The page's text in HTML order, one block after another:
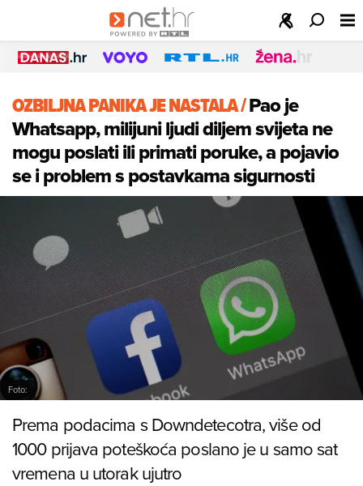
OZBILJNA PANIKA JE NASTALA/Pao je
Whatsapp, milijuni ljudi diljem svijeta ne
mogu poslati ili primati poruke, a pojavio
se i problem s postavkama sigurnosti
Foto:
Prema podacima s Downdetecotra, više od
1000 prijava poteškoća poslano je u samo sat
vremena u utorak ujutro